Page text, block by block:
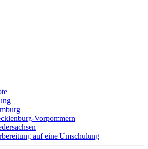
Vorpommern
auf eine Umschulung